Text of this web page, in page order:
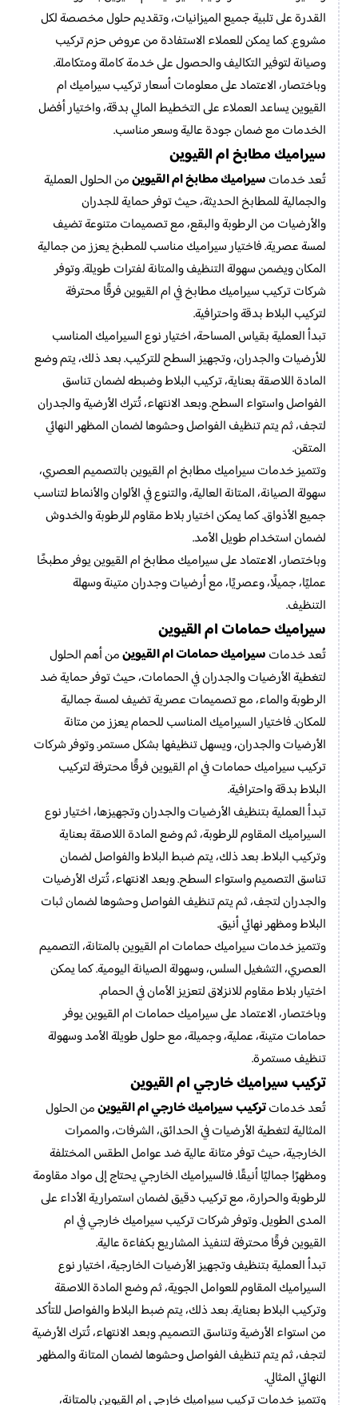
القدرة على تلبية جميع الميزانيات، وتقديم حلول مخصصة لكل
مشروع. كما يمكن للعملاء الاستفادة من عروض حزم تركيب
وصيانة لتوفير التكاليف والحصول على خدمة كاملة ومتكاملة.
وباختصار، الاعتماد على معلومات أسعار تركيب سيراميك ام
القيوين يساعد العملاء على التخطيط المالي بدقة، واختيار أفضل
الخدمات مع ضمان جودة عالية وسعر مناسب.
سيراميك مطابخ ام القيوين
تُعد خدماتسيراميك مطابخ ام القيوينمن الحلول العملية
والجمالية للمطابخ الحديثة، حيث توفر حماية للجدران
والأرضيات من الرطوبة والبقع، مع تصميمات متنوعة تضيف
لمسة عصرية. فاختيار سيراميك مناسب للمطبخ يعزز من جمالية
المكان ويضمن سهولة التنظيف والمتانة لفترات طويلة. وتوفر
شركات تركيب سيراميك مطابخ في ام القيوين فرقًا محترفة
لتركيب البلاط بدقة واحترافية.
تبدأ العملية بقياس المساحة، اختيار نوع السيراميك المناسب
للأرضيات والجدران، وتجهيز السطح للتركيب. بعد ذلك، يتم وضع
المادة اللاصقة بعناية، تركيب البلاط وضبطه لضمان تناسق
الفواصل واستواء السطح. وبعد الانتهاء، تُترك الأرضية والجدران
لتجف، ثم يتم تنظيف الفواصل وحشوها لضمان المظهر النهائي
المتقن.
وتتميز خدمات سيراميك مطابخ ام القيوين بالتصميم العصري،
سهولة الصيانة، المتانة العالية، والتنوع في الألوان والأنماط لتناسب
جميع الأذواق. كما يمكن اختيار بلاط مقاوم للرطوبة والخدوش
لضمان استخدام طويل الأمد.
وباختصار، الاعتماد على سيراميك مطابخ ام القيوين يوفر مطبخًا
عمليًا، جميلًا، وعصريًا، مع أرضيات وجدران متينة وسهلة
التنظيف.
سيراميك حمامات ام القيوين
تُعد خدماتسيراميك حمامات ام القيوينمن أهم الحلول
لتغطية الأرضيات والجدران في الحمامات، حيث توفر حماية ضد
الرطوبة والماء، مع تصميمات عصرية تضيف لمسة جمالية
للمكان. فاختيار السيراميك المناسب للحمام يعزز من متانة
الأرضيات والجدران، ويسهل تنظيفها بشكل مستمر. وتوفر شركات
تركيب سيراميك حمامات في ام القيوين فرقًا محترفة لتركيب
البلاط بدقة واحترافية.
تبدأ العملية بتنظيف الأرضيات والجدران وتجهيزها، اختيار نوع
السيراميك المقاوم للرطوبة، ثم وضع المادة اللاصقة بعناية
وتركيب البلاط. بعد ذلك، يتم ضبط البلاط والفواصل لضمان
تناسق التصميم واستواء السطح. وبعد الانتهاء، تُترك الأرضيات
والجدران لتجف، ثم يتم تنظيف الفواصل وحشوها لضمان ثبات
البلاط ومظهر نهائي أنيق.
وتتميز خدمات سيراميك حمامات ام القيوين بالمتانة، التصميم
العصري، التشغيل السلس، وسهولة الصيانة اليومية. كما يمكن
اختيار بلاط مقاوم للانزلاق لتعزيز الأمان في الحمام.
وباختصار، الاعتماد على سيراميك حمامات ام القيوين يوفر
حمامات متينة، عملية، وجميلة، مع حلول طويلة الأمد وسهولة
تنظيف مستمرة.
تركيب سيراميك خارجي ام القيوين
تُعد خدماتتركيب سيراميك خارجي ام القيوينمن الحلول
المثالية لتغطية الأرضيات في الحدائق، الشرفات، والممرات
الخارجية، حيث توفر متانة عالية ضد عوامل الطقس المختلفة
ومظهرًا جماليًا أنيقًا. فالسيراميك الخارجي يحتاج إلى مواد مقاومة
للرطوبة والحرارة، مع تركيب دقيق لضمان استمرارية الأداء على
المدى الطويل. وتوفر شركات تركيب سيراميك خارجي في ام
القيوين فرقًا محترفة لتنفيذ المشاريع بكفاءة عالية.
تبدأ العملية بتنظيف وتجهيز الأرضيات الخارجية، اختيار نوع
السيراميك المقاوم للعوامل الجوية، ثم وضع المادة اللاصقة
وتركيب البلاط بعناية. بعد ذلك، يتم ضبط البلاط والفواصل للتأكد
من استواء الأرضية وتناسق التصميم. وبعد الانتهاء، تُترك الأرضية
لتجف، ثم يتم تنظيف الفواصل وحشوها لضمان المتانة والمظهر
النهائي المثالي.
وتتميز خدمات تركيب سيراميك خارجي ام القيوين بالمتانة،